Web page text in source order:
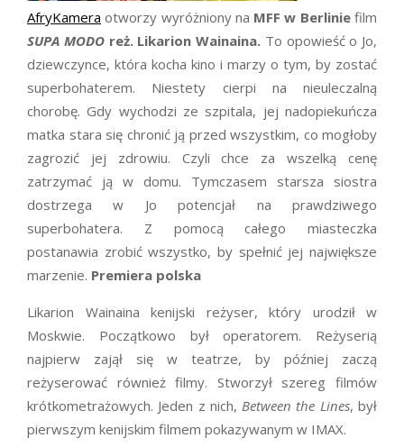
AfryKamera otworzy wyróżniony na MFF w Berliniefilm
SUPA MODO reż. Likarion Wainaina. To opowieść o Jo,
dziewczynce, która kocha kino i marzy o tym, by zostać
superbohaterem. Niestety cierpi na nieuleczalną
chorobę. Gdy wychodzi ze szpitala, jej nadopiekuńcza
matka stara się chronić ją przed wszystkim, co mogłoby
zagrozić jej zdrowiu. Czyli chce za wszelką cenę
zatrzymać ją w domu. Tymczasem starsza siostra
dostrzega w Jo potencjał na prawdziwego
superbohatera. Z pomocą całego miasteczka
postanawia zrobić wszystko, by spełnić jej największe
marzenie. Premiera polska
Likarion Wainaina kenijski reżyser, który urodził w
Moskwie. Początkowo był operatorem. Reżyserią
najpierw zajął się w teatrze, by później zaczą
reżyserować również filmy. Stworzył szereg filmów
krótkometrażowych. Jeden z nich,Between the Lines, był
pierwszym kenijskim filmem pokazywanym w IMAX.